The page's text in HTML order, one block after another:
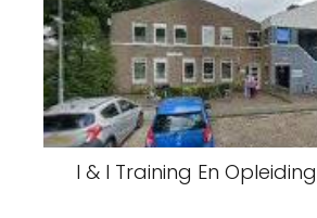
I & I Training En